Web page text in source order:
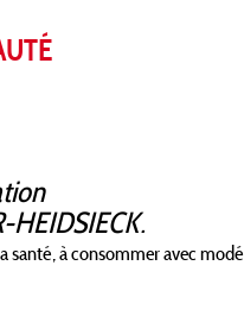
HEIDSIECK.
santé, à consommer avec